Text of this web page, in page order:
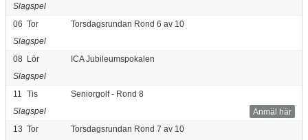
Slagspel
06 Tor
Torsdagsrundan Rond 6 av 10
Slagspel
08 Lör
ICA Jubileumspokalen
Slagspel
11
Tis
Seniorgolf - Rond 8
Anmäl här
Slagspel
13 Tor
Torsdagsrundan Rond 7 av 10